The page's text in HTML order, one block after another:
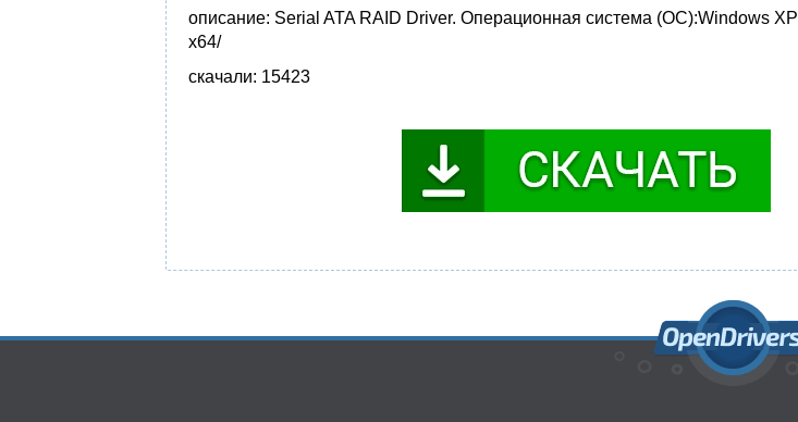
описание: Serial ATA RAID Driver. Операционная система (ОС):Windows XP
x64/
скачали: 15423